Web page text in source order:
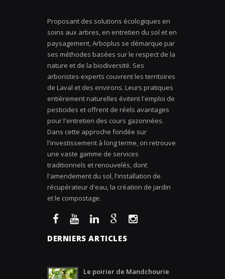
Proposant des solutions écologiques en
soins aux arbres, en entretien du sol et en
paysagement, Arboplus se démarque par
ses méthodes basées sur le respect de la
nature et de la biodiversité. Ses
arboristes-experts couvrent les territoires
de Laval et des environs. Leurs pratiques
entièrement naturelles évitent l'emploi de
pesticides et offrent de réels avantages
pour l'entretien des cours gazonnées.
Dans cette approche fondée sur
l'investissement à long terme, on retrouve
une vaste gamme de services
traditionnels et renouvelés, dont
l'amendement du sol, l'installation de
récupérateur d'eau, la création de jardin
et le compostage.
DERNIERS ARTICLES
Le poirier de Mandchourie